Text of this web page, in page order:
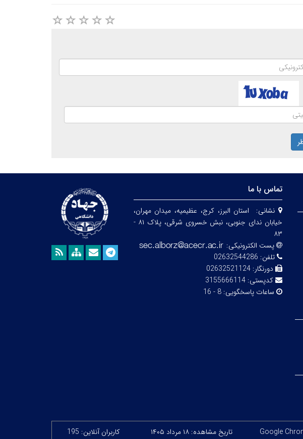
تماس با ما
نشانی:
استان البرز، کرج، عظیمیه، میدان مهران،
خیابان ندای جنوبی، نبش خسروی شرقی، پلاک ۸۱ -
۸۳
پست الکترونیکی:
تلفن: 02632544286
دورنگار:02632521124
کدپستی:3155666114
ساعات پاسخگویی:8 - 16
تاریخ مشاهده: ۱۸ مرداد ۱۴۰۵ کاربران آنلاین: 195